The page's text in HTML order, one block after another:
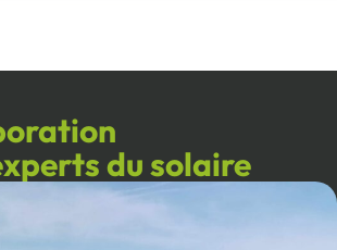
du solaire